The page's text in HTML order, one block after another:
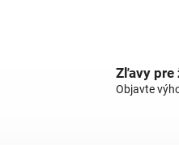
Zľavy
Objavte